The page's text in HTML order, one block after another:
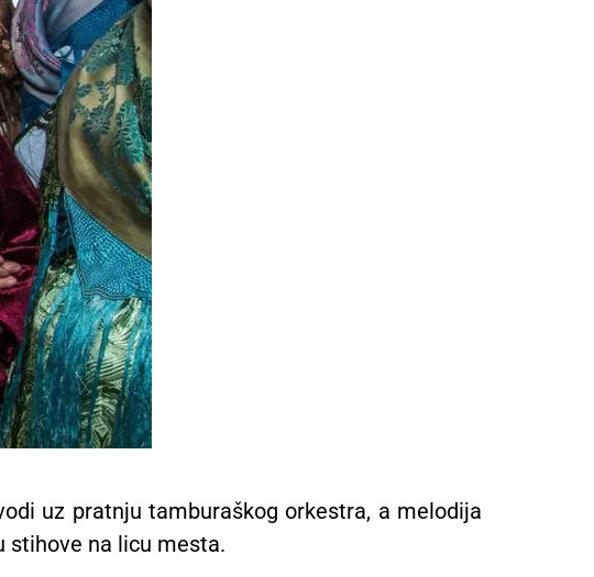
uz pratnju tamburaškog orkestra, a melodija
stihove na licu mesta.